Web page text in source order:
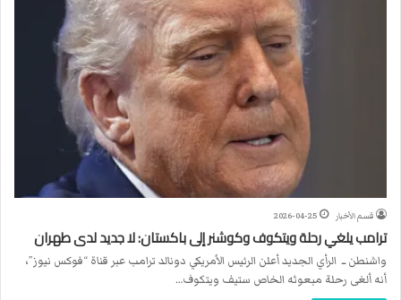
قسم الأخبار 2026-04-25
ترامب يلغي رحلة ويتكوف وكوشنر إلى باكستان: لا جديد لدى طهران
واشنطن ــ الرأي الجديد أعلن الرئيس الأمريكي دونالد ترامب عبر قناة “فوكس نيوز”،
أنه ألغى رحلة مبعوثه الخاص ستيف ويتكوف…